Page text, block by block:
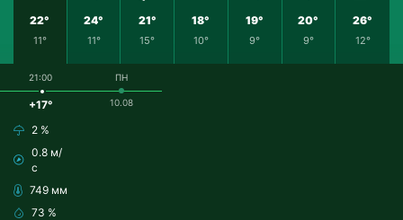
22°
11°
24°
11°
21°
15°
18°
10°
19°
9°
20°
9°
26°
12°
21:00
+17°
2 %
0.8 м/
с
749 мм
73 %
ПН
10.08